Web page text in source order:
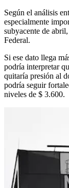
Según el análisis
especialmente
subyacente de
Federal.
Si ese dato llega
podría interpretar
quitaría presión al
podría seguir
niveles de $ 3.600.